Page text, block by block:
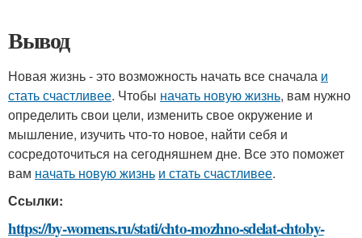
Вывод
Новая жизнь - это возможность начать все сначала и
стать счастливее. Чтобы начать новую жизнь, вам нужно
определить свои цели, изменить свое окружение и
мышление, изучить что-то новое, найти себя и
сосредоточиться на сегодняшнем дне. Все это поможет
вам начать новую жизнь и стать счастливее.
Ссылки:
https://by-womens.ru/stati/chto-mozhno-sdelat-chtoby-